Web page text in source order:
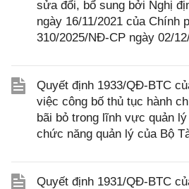
sửa đổi, bổ sung bởi Nghị
ngày 16/11/2021 của Chính
310/2025/NĐ-CP ngày 02/
Quyết định 1933/QĐ-BTC
việc công bố thủ tục hành
bãi bỏ trong lĩnh vực quản
chức năng quản lý của Bộ
Quyết định 1931/QĐ-BTC